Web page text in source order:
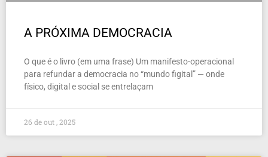
A PRÓXIMA DEMOCRACIA
O que é o livro (em uma frase) Um manifesto-operacional
para refundar a democracia no “mundo figital” — onde
físico, digital e social se entrelaçam
26 de out , 2025